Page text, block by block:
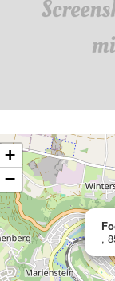
map…
,
+
−